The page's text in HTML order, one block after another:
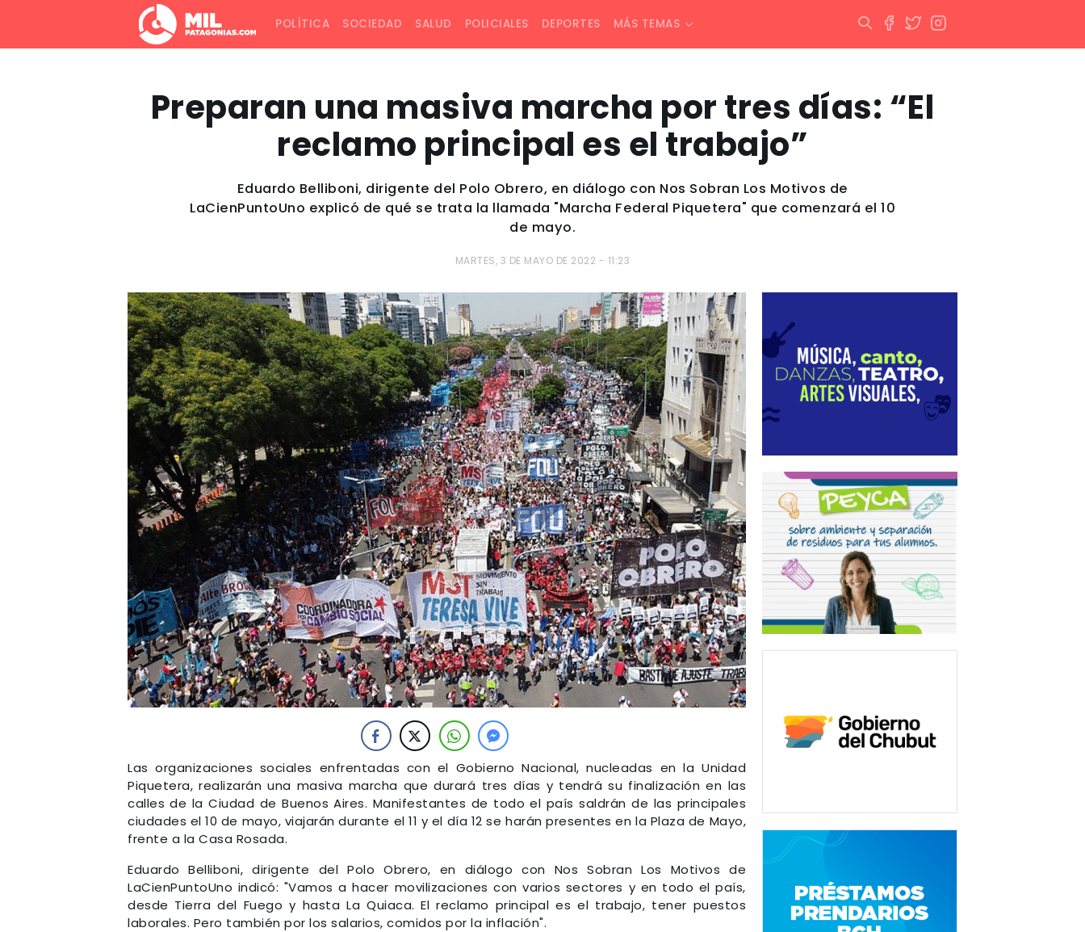
POLÍTICA SOCIEDAD SALUD POLICIALES DEPORTES MÁS TEMAS
Preparan una masiva marcha por tres días: “El
reclamo principal es el trabajo”
Eduardo Belliboni, dirigente del Polo Obrero, en diálogo con Nos Sobran Los Motivos de
LaCienPuntoUno explicó de qué se trata la llamada "Marcha Federal Piquetera" que comenzará el 10
de mayo.
MARTES, 3 DE MAYO DE 2022 - 11:23
Las organizaciones sociales enfrentadas con el Gobierno Nacional, nucleadas en la Unidad
Piquetera, realizarán una masiva marcha que durará tres días y tendrá su finalización en las
calles de la Ciudad de Buenos Aires. Manifestantes de todo el país saldrán de las principales
ciudades el 10 de mayo, viajarán durante el 11 y el día 12 se harán presentes en la Plaza de Mayo,
frente a la Casa Rosada.
Eduardo Belliboni, dirigente del Polo Obrero, en diálogo con Nos Sobran Los Motivos de
LaCienPuntoUno indicó: "Vamos a hacer movilizaciones con varios sectores y en todo el país,
desde Tierra del Fuego y hasta La Quiaca. El reclamo principal es el trabajo, tener puestos
laborales. Pero también por los salarios, comidos por la inflación".